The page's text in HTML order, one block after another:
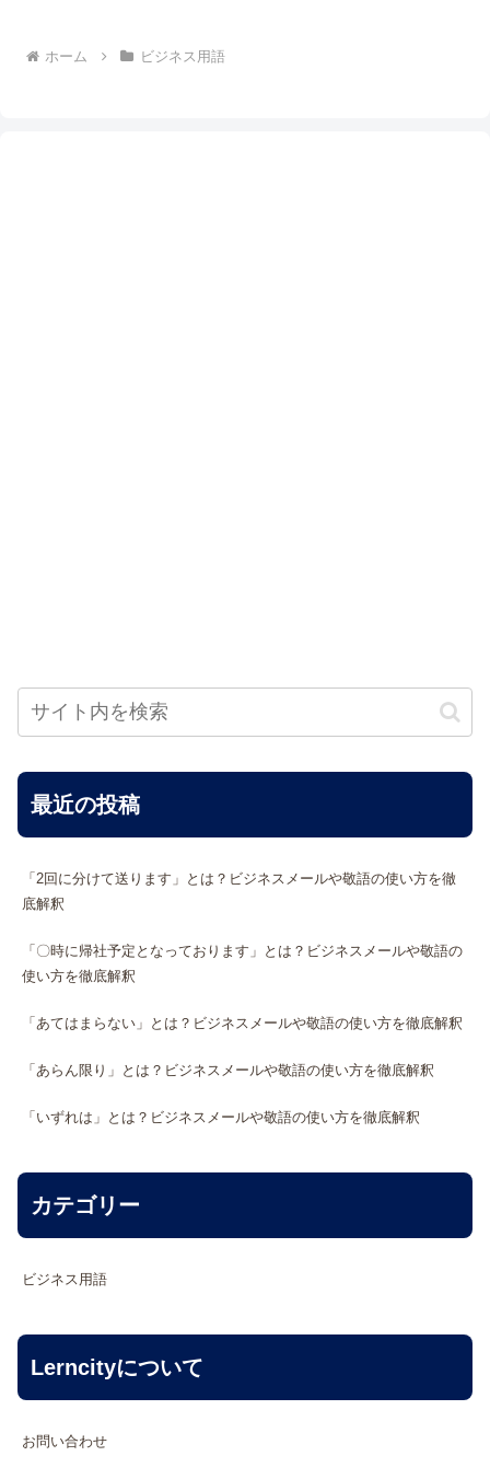
ホーム ビジネス用語
最近の投稿
「2回に分けて送ります」とは？ビジネスメールや敬語の使い方を徹
底解釈
「〇時に帰社予定となっております」とは？ビジネスメールや敬語の
使い方を徹底解釈
「あてはまらない」とは？ビジネスメールや敬語の使い方を徹底解釈
「あらん限り」とは？ビジネスメールや敬語の使い方を徹底解釈
「いずれは」とは？ビジネスメールや敬語の使い方を徹底解釈
カテゴリー
ビジネス用語
Lerncityについて
お問い合わせ